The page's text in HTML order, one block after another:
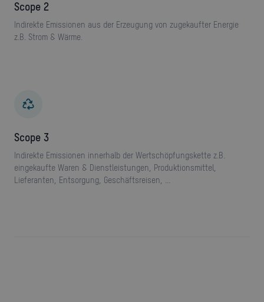
Scope 2
z.B. Strom & Wärme.
Scope 3
eingekaufte Waren & Dienstleistungen, Produktionsmittel,
Lieferanten, Entsorgung, Geschäftsreisen, ...